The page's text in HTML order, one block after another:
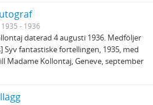
1935 - 1936
daterad 4 augusti 1936. Medföljer
Syv fantastiske fortellingen, 1935, med
Madame Kollontaj, Geneve, september